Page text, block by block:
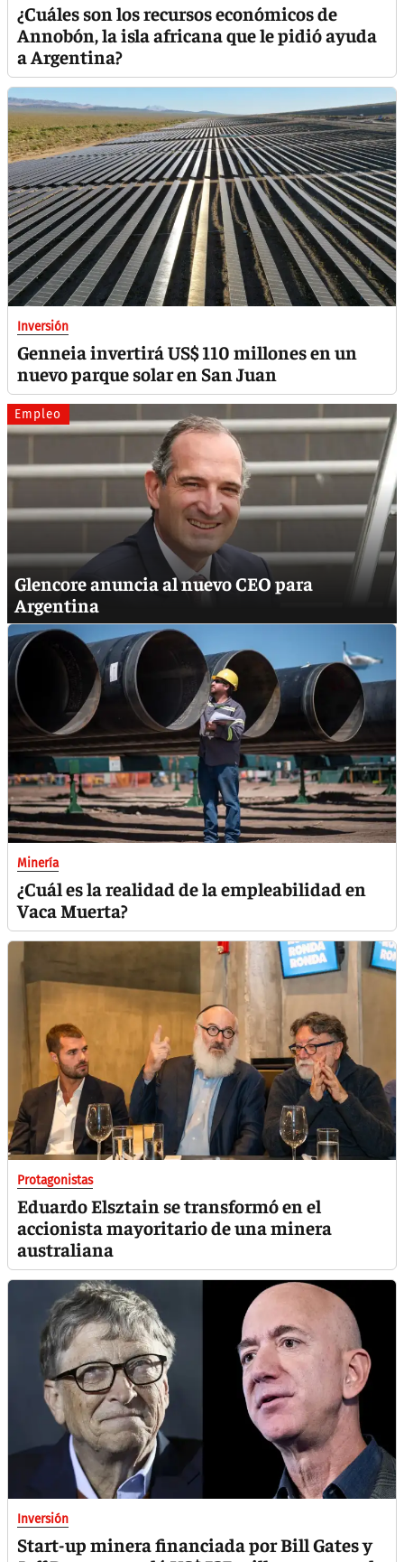
¿Cuáles son los recursos económicos de
Annobón, la isla africana que le pidió ayuda
a Argentina?
Inversión
Genneia invertirá US$ 110 millones en un
nuevo parque solar en San Juan
Empleo
Glencore anuncia al nuevo CEO para
Argentina
Minería
¿Cuál es la realidad de la empleabilidad en
Vaca Muerta?
Protagonistas
Eduardo Elsztain se transformó en el
accionista mayoritario de una minera
australiana
Inversión
Start-up minera financiada por Bill Gates y